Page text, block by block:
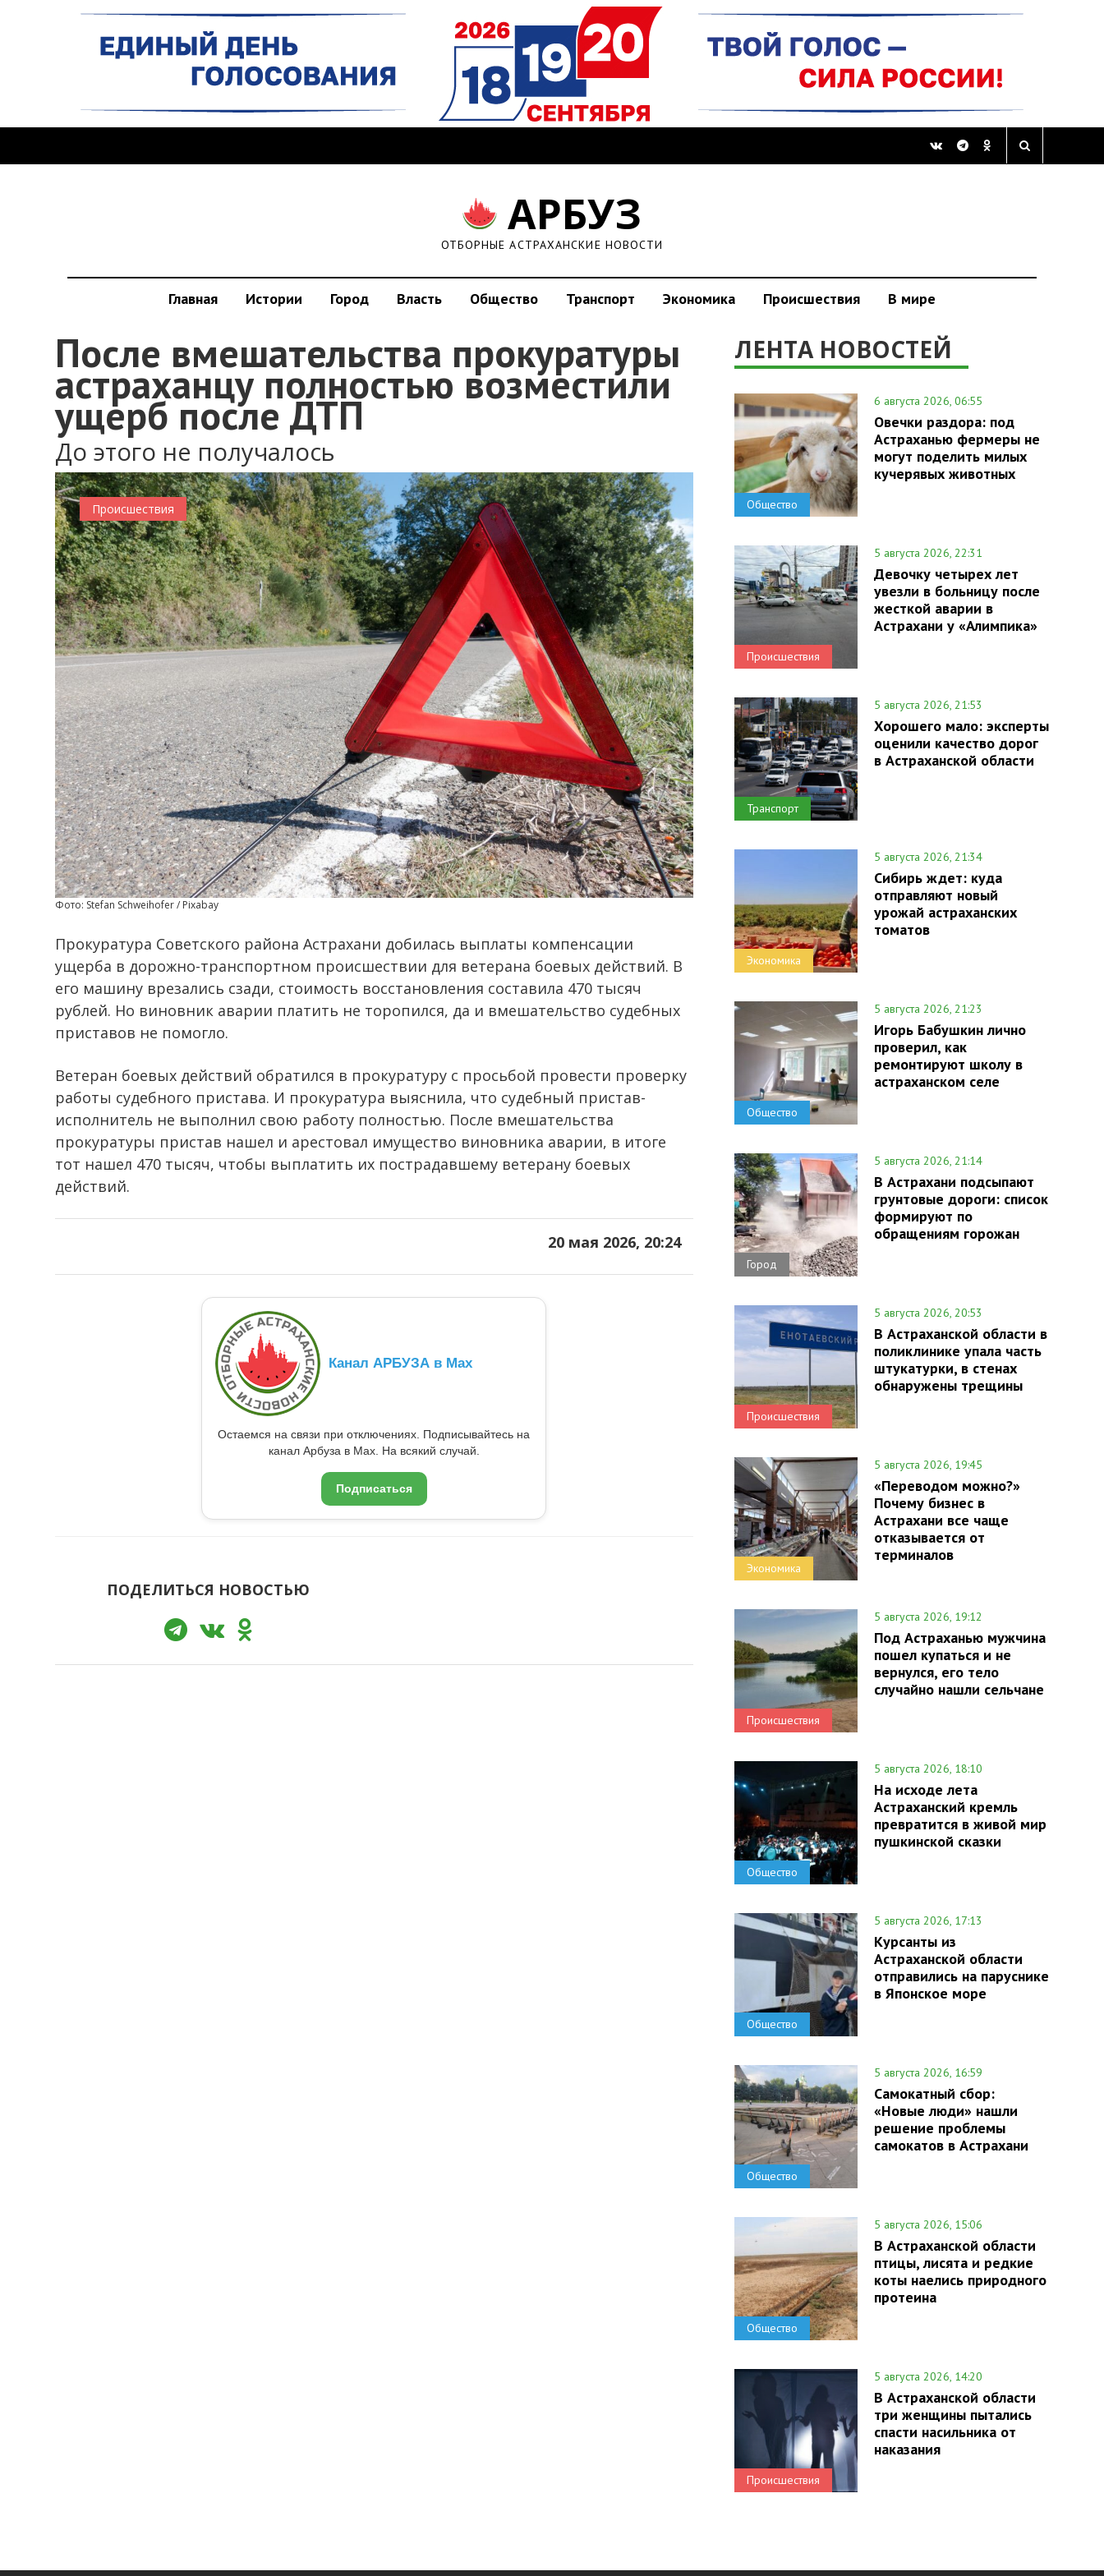
АРБУЗ
ОТБОРНЫЕ АСТРАХАНСКИЕ НОВОСТИ
Главная Истории Город Власть Общество Транспорт Экономика Происшествия В мире
После вмешательства прокуратуры
астраханцу полностью возместили
ущерб после ДТП
До этого не получалось
Происшествия
Фото: Stefan Schweihofer / Pixabay
Прокуратура Советского района Астрахани добилась выплаты компенсации
ущерба в дорожно-транспортном происшествии для ветерана боевых действий. В
его машину врезались сзади, стоимость восстановления составила 470 тысяч
рублей. Но виновник аварии платить не торопился, да и вмешательство судебных
приставов не помогло.
Ветеран боевых действий обратился в прокуратуру с просьбой провести проверку
работы судебного пристава. И прокуратура выяснила, что судебный пристав-
исполнитель не выполнил свою работу полностью. После вмешательства
прокуратуры пристав нашел и арестовал имущество виновника аварии, в итоге
тот нашел 470 тысяч, чтобы выплатить их пострадавшему ветерану боевых
действий.
20 мая 2026, 20:24
Канал АРБУЗА в Max
Остаемся на связи при отключениях. Подписывайтесь на
канал Арбуза в Max. На всякий случай.
Подписаться
ПОДЕЛИТЬСЯ НОВОСТЬЮ
ЛЕНТА НОВОСТЕЙ
Общество
6 августа 2026, 06:55
Овечки раздора: под
Астраханью фермеры не
могут поделить милых
кучерявых животных
Происшествия
5 августа 2026, 22:31
Девочку четырех лет
увезли в больницу после
жесткой аварии в
Астрахани у «Алимпика»
Транспорт
5 августа 2026, 21:53
Хорошего мало: эксперты
оценили качество дорог
в Астраханской области
Экономика
5 августа 2026, 21:34
Сибирь ждет: куда
отправляют новый
урожай астраханских
томатов
Общество
5 августа 2026, 21:23
Игорь Бабушкин лично
проверил, как
ремонтируют школу в
астраханском селе
Город
5 августа 2026, 21:14
В Астрахани подсыпают
грунтовые дороги: список
формируют по
обращениям горожан
Происшествия
5 августа 2026, 20:53
В Астраханской области в
поликлинике упала часть
штукатурки, в стенах
обнаружены трещины
Экономика
5 августа 2026, 19:45
«Переводом можно?»
Почему бизнес в
Астрахани все чаще
отказывается от
терминалов
Происшествия
5 августа 2026, 19:12
Под Астраханью мужчина
пошел купаться и не
вернулся, его тело
случайно нашли сельчане
Общество
5 августа 2026, 18:10
На исходе лета
Астраханский кремль
превратится в живой мир
пушкинской сказки
Общество
5 августа 2026, 17:13
Курсанты из
Астраханской области
отправились на паруснике
в Японское море
Общество
5 августа 2026, 16:59
Самокатный сбор:
«Новые люди» нашли
решение проблемы
самокатов в Астрахани
Общество
5 августа 2026, 15:06
В Астраханской области
птицы, лисята и редкие
коты наелись природного
протеина
Происшествия
5 августа 2026, 14:20
В Астраханской области
три женщины пытались
спасти насильника от
наказания